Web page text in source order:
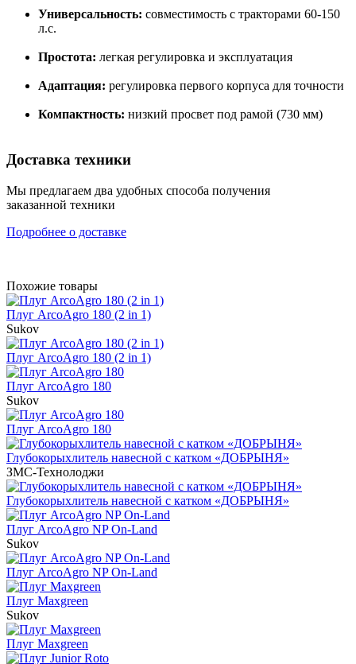
Универсальность: совместимость с тракторами 60-150
л.с.
Простота: легкая регулировка и эксплуатация
Адаптация: регулировка первого корпуса для точности
Компактность: низкий просвет под рамой (730 мм)
Доставка техники
Мы предлагаем два удобных способа получения
заказанной техники
Подробнее о доставке
Похожие товары
Плуг ArcoAgro 180 (2 in 1)
Sukov
Плуг ArcoAgro 180 (2 in 1)
Плуг ArcoAgro 180
Sukov
Плуг ArcoAgro 180
Глубокорыхлитель навесной с катком «ДОБРЫНЯ»
ЗМС-Технолоджи
Глубокорыхлитель навесной с катком «ДОБРЫНЯ»
Плуг ArcoAgro NP On-Land
Sukov
Плуг ArcoAgro NP On-Land
Плуг Maxgreen
Sukov
Плуг Maxgreen